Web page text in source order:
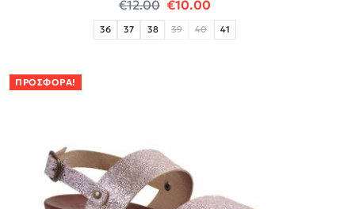
€12.00 Original price was: €12.00.
€10.00Η τρέχουσα τιμή
36 37 38 39 40 41
ΠΡΟΣΦΟΡΆ!